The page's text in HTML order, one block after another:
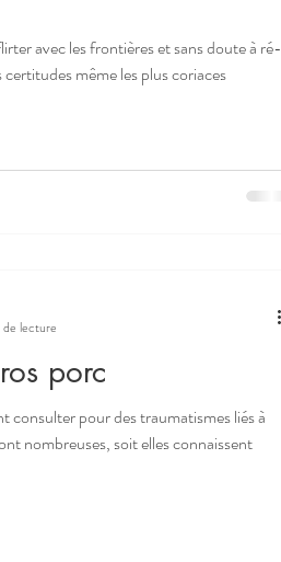
avec les frontières et sans doute à ré-
même les plus coriaces
porc
consulter pour des traumatismes liés à
nombreuses, soit elles connaissent
lecture